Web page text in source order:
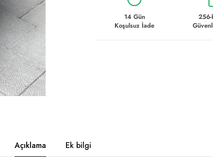
14 Gün
Koşulsuz İade
Açıklama Ek bilgi